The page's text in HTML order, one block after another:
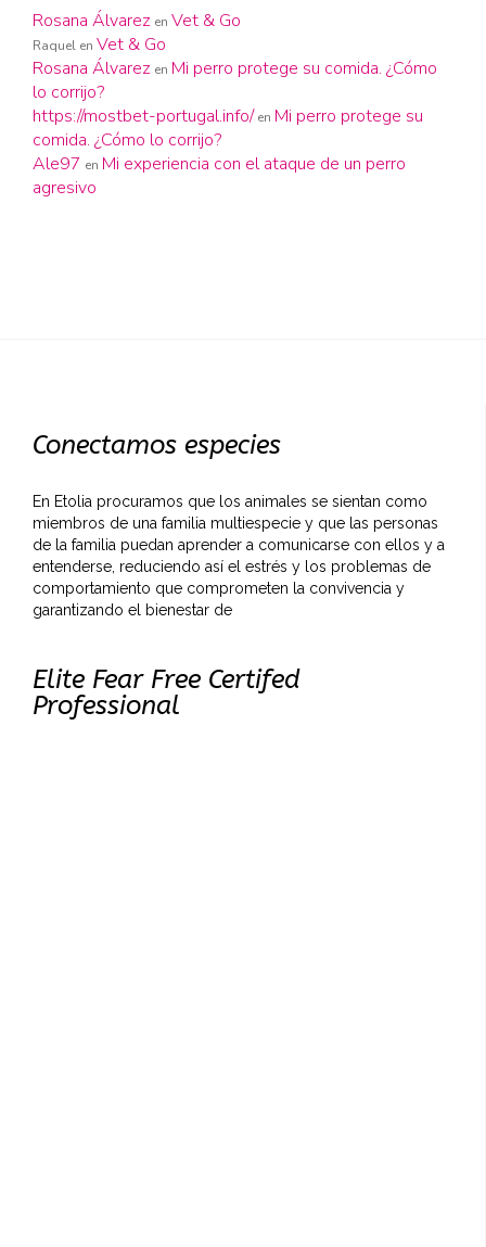
Rosana Álvarez en Vet & Go
Raquel en Vet & Go
Rosana Álvarez en Mi perro protege su comida. ¿Cómo
lo corrijo?
https://mostbet-portugal.info/ en Mi perro protege su
comida. ¿Cómo lo corrijo?
Ale97 en Mi experiencia con el ataque de un perro
agresivo
Conectamos especies
En Etolia procuramos que los animales se sientan como
miembros de una familia multiespecie y que las personas
de la familia puedan aprender a comunicarse con ellos y a
entenderse, reduciendo así el estrés y los problemas de
comportamiento que comprometen la convivencia y
garantizando el bienestar de
Elite Fear Free Certifed
Professional